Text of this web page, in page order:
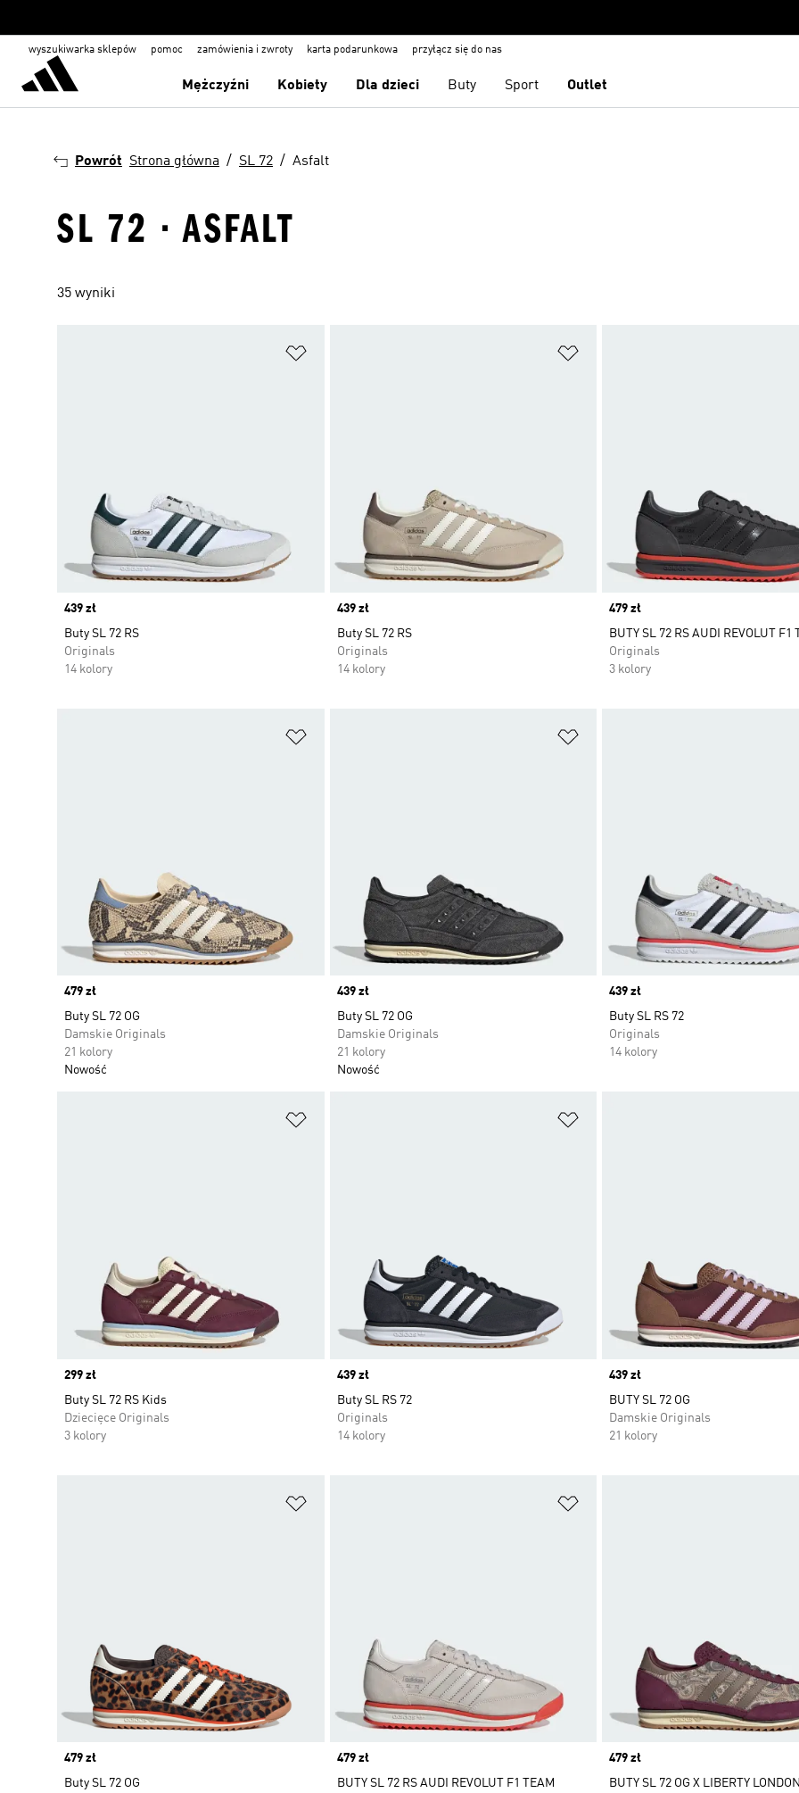
wyszukiwarka sklepów pomoc zamówienia i zwroty karta podarunkowa przyłącz się do nas
Mężczyźni Kobiety Dla dzieci Buty Sport Outlet
Powrót Strona główna SL 72 Asfalt
SL 72 · ASFALT
35 wyniki
Price
439 zł
Buty SL 72 RS
Originals
14 kolory
Price
439 zł
Buty SL 72 RS
Originals
14 kolory
Price
479 zł
BUTY SL 72 RS AUDI REVOLUT F1
Originals
3 kolory
Price
479 zł
Buty SL 72 OG
Damskie Originals
21 kolory
Nowość
Price
439 zł
Buty SL 72 OG
Damskie Originals
21 kolory
Nowość
Price
439 zł
Buty SL RS 72
Originals
14 kolory
Price
299 zł
Buty SL 72 RS Kids
Dziecięce Originals
3 kolory
Price
439 zł
Buty SL RS 72
Originals
14 kolory
Price
439 zł
BUTY SL 72 OG
Damskie Originals
21 kolory
Price
479 zł
Buty SL 72 OG
Price
479 zł
BUTY SL 72 RS AUDI REVOLUT F1 TEAM
Price
479 zł
BUTY SL 72 OG X LIBERTY LONDON